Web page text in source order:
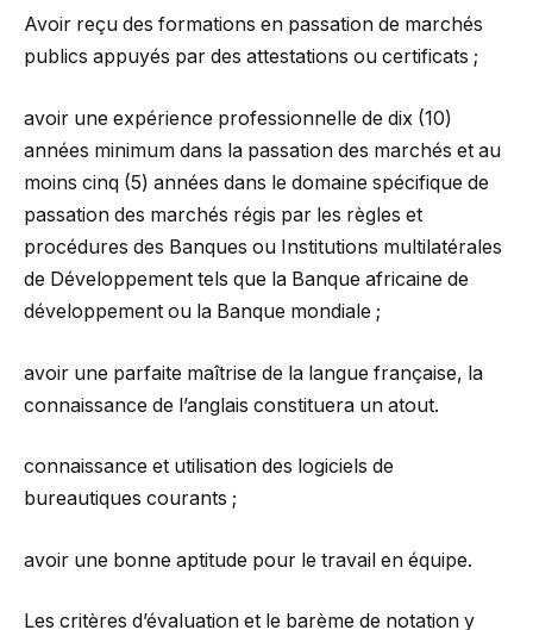
Avoir reçu des formations en passation de marchés
publics appuyés par des attestations ou certificats ;
avoir une expérience professionnelle de dix (10)
années minimum dans la passation des marchés et au
moins cinq (5) années dans le domaine spécifique de
passation des marchés régis par les règles et
procédures des Banques ou Institutions multilatérales
de Développement tels que la Banque africaine de
développement ou la Banque mondiale ;
avoir une parfaite maîtrise de la langue française, la
connaissance de l’anglais constituera un atout.
connaissance et utilisation des logiciels de
bureautiques courants ;
avoir une bonne aptitude pour le travail en équipe.
Les critères d’évaluation et le barème de notation y